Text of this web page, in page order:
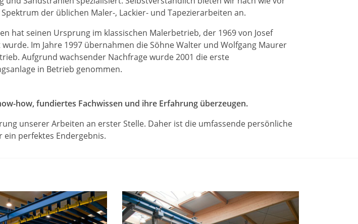
der üblichen Maler-, Lackier- und Tapezierarbeiten an.
hat seinen Ursprung im klassischen Malerbetrieb, der 1969 von Josef
Im Jahre 1997 übernahmen die Söhne Walter und Wolfgang Maurer
Aufgrund wachsender Nachfrage wurde 2001 die erste
in Betrieb genommen.
how, fundiertes Fachwissen und ihre Erfahrung überzeugen.
unserer Arbeiten an erster Stelle. Daher ist die umfassende persönliche
perfektes Endergebnis.